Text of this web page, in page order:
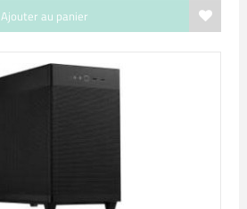
Ajouter au panier